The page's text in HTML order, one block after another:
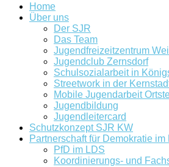
Home
Über uns
Der SJR
Das Team
Jugendfreizeitzentrum
Jugendclub Zernsdorf
Schulsozialarbeit in
Streetwork in der
Mobile Jugendarbeit
Jugendbildung
Jugendleitercard
Schutzkonzept SJR KW
Partnerschaft für Demokratie im
PfD im LDS
Koordinierungs- und